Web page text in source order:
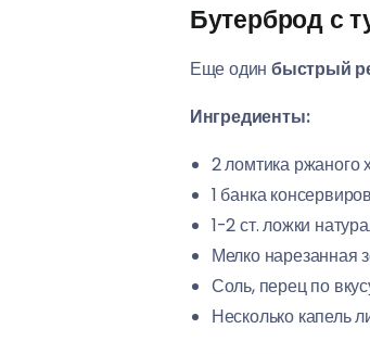
Бутерброд с
Еще один быстрый
Ингредиенты:
2 ломтика ржаного
1 банка
1-2 ст. ложки
Мелко нарезанная
Соль, перец по
Несколько капель